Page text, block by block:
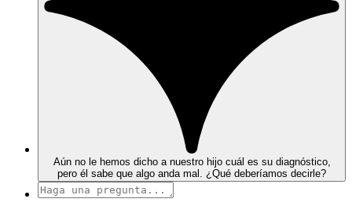
Aún no le hemos dicho a nuestro hijo cuál es su diagnóstico,
pero él sabe que algo anda mal. ¿Qué deberíamos decirle?